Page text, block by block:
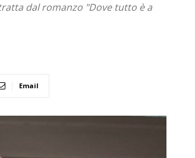
dal romanzo "Dove tutto è a
Email